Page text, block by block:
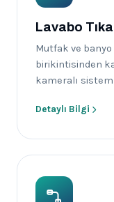
Lavabo
Mutfak ve
birikintisinden
kameralı
Detaylı Bilgi